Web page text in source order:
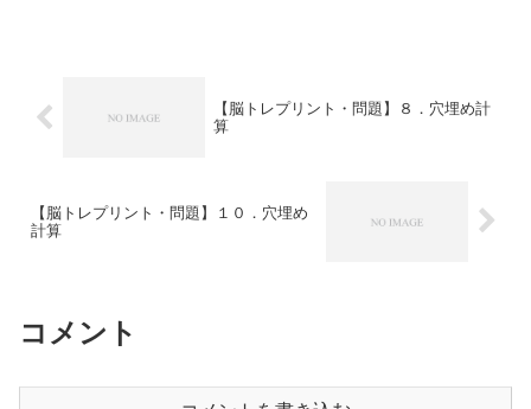
【脳トレプリント・問題】８．穴埋め計
算
【脳トレプリント・問題】１０．穴埋め
計算
コメント